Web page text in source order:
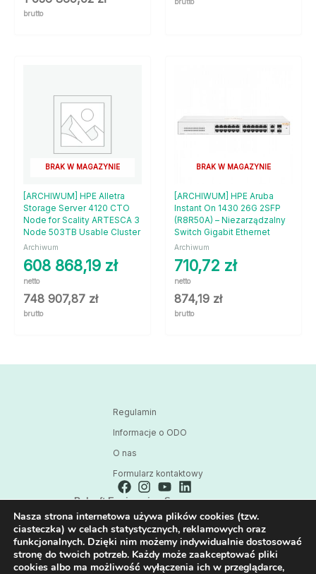
brutto
BRAK W MAGAZYNIE
[ARCHIWUM] HPE Alletra
Storage Server 4120 CTO
Node for Scality ARTESCA 3
Node 503TB Usable Cluster
Archiwum
608 868,19 zł
netto
748 907,87 zł
brutto
BRAK W MAGAZYNIE
[ARCHIWUM] HPE Aruba
Instant On 1430 26G 2SFP
(R8R50A) – Niezarządzalny
Switch Gigabit Ethernet
Archiwum
710,72 zł
netto
874,19 zł
brutto
Regulamin
Informacje o ODO
O nas
Formularz kontaktowy
Polsoft Engineering Sp. z o.o.
ul. 73 Pułku Piechoty 1, 40-467 Katowice
Skontaktuj się z nami:
32 209 80 39
E-mail:
Nasza strona internetowa używa plików cookies (tzw.
ciasteczka) w celach statystycznych, reklamowych oraz
funkcjonalnych. Dzięki nim możemy indywidualnie dostosować
stronę do twoich potrzeb. Każdy może zaakceptować pliki
cookies albo ma możliwość wyłączenia ich w przeglądarce,